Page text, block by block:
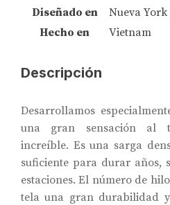
Diseñado en
Nueva York
Hecho en
Vietnam
Descripción
Desarrollamos
una gran sensación al
increíble. Es una sarga
suficiente para durar años,
estaciones. El número de
tela una gran durabilidad